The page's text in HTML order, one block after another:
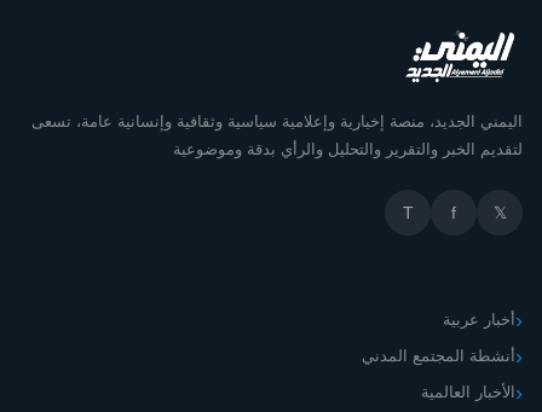
اليمني الجديد، منصة إخبارية وإعلامية سياسية وثقافية وإنسانية عامة، تسعى
لتقديم الخبر والتقرير والتحليل والرأي بدقة وموضوعية
𝕏
f
T
أخبار عربية
أنشطة المجتمع المدني
الأخبار العالمية